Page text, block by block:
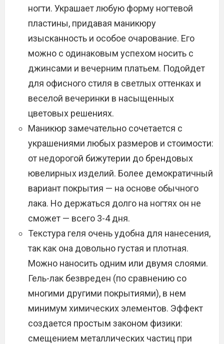
ногти. Украшает любую форму ногтевой
пластины, придавая маникюру
изысканность и особое очарование. Его
можно с одинаковым успехом носить с
джинсами и вечерним платьем. Подойдет
для офисного стиля в светлых оттенках и
веселой вечеринки в насыщенных
цветовых решениях.
Маникюр замечательно сочетается с
украшениями любых размеров и стоимости:
от недорогой бижутерии до брендовых
ювелирных изделий. Более демократичный
вариант покрытия — на основе обычного
лака. Но держаться долго на ногтях он не
сможет — всего 3-4 дня.
Текстура геля очень удобна для нанесения,
так как она довольно густая и плотная.
Можно наносить одним или двумя слоями.
Гель-лак безвреден (по сравнению со
многими другими покрытиями), в нем
минимум химических элементов. Эффект
создается простым законом физики:
смещением металлических частиц при